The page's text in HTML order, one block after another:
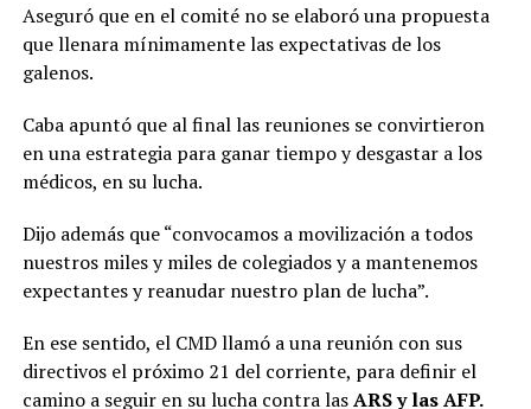
Aseguró que en el comité no se elaboró una propuesta
que llenara mínimamente las expectativas de los
galenos.
Caba apuntó que al final las reuniones se convirtieron
en una estrategia para ganar tiempo y desgastar a los
médicos, en su lucha.
Dijo además que “convocamos a movilización a todos
nuestros miles y miles de colegiados y a mantenemos
expectantes y reanudar nuestro plan de lucha”.
En ese sentido, el CMD llamó a una reunión con sus
directivos el próximo 21 del corriente, para definir el
camino a seguir en su lucha contra lasARS y las AFP.